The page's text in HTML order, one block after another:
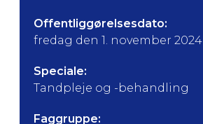
Offentliggørelsesdato:
fredag den 1. november 2024
Speciale:
Tandpleje og -behandling
Faggruppe: